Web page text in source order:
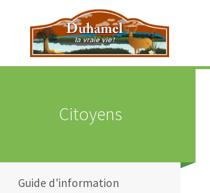
Citoyens
Guide d'information